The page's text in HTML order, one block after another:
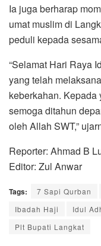
Ia juga berharap
umat muslim di
peduli kepada
“Selamat Hari Raya
yang telah
keberkahan. Kepada
semoga ditahun
oleh Allah SWT,”
Reporter: Ahmad B
Editor: Zul Anwar
Tags: 7 Sapi Qurban
Ibadah Haji
Idul
Plt Bupati Langkat